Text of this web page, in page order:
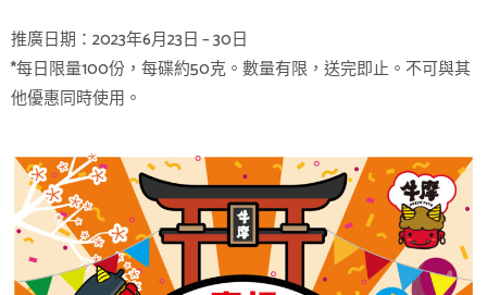
推廣日期：2023年6月23日 – 30日
*每日限量100份，每碟約50克。數量有限，送完即止。不可與其
他優惠同時使用。